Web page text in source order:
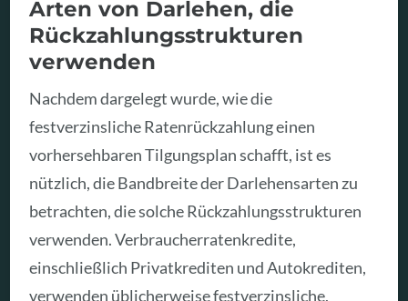
Arten von Darlehen, die
Rückzahlungsstrukturen
verwenden
Nachdem dargelegt wurde, wie die
festverzinsliche Ratenrückzahlung einen
vorhersehbaren Tilgungsplan schafft, ist es
nützlich, die Bandbreite der Darlehensarten zu
betrachten, die solche Rückzahlungsstrukturen
verwenden. Verbraucherratenkredite,
einschließlich Privatkrediten und Autokrediten,
verwenden üblicherweise festverzinsliche,